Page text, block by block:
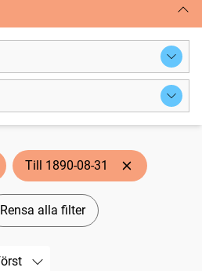
Till 1890-08-31
Rensa alla filter